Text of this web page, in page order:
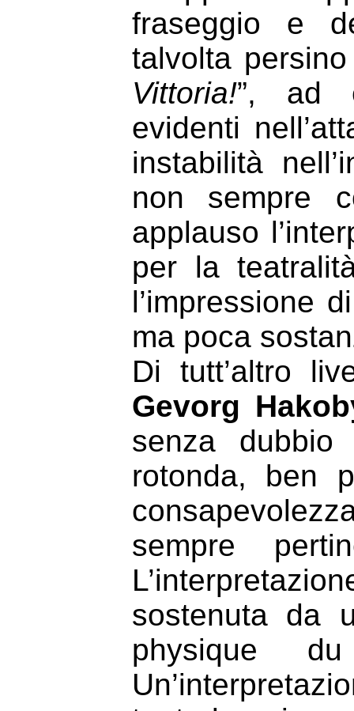
fraseggio e
talvolta
Vittoria!”, ad
evidenti
instabilità
non sempre
applauso
per la
l’impressione
ma poca
Di tutt’altro
Gevorg
senza
rotonda, ben
sempre
sostenuta da
physique